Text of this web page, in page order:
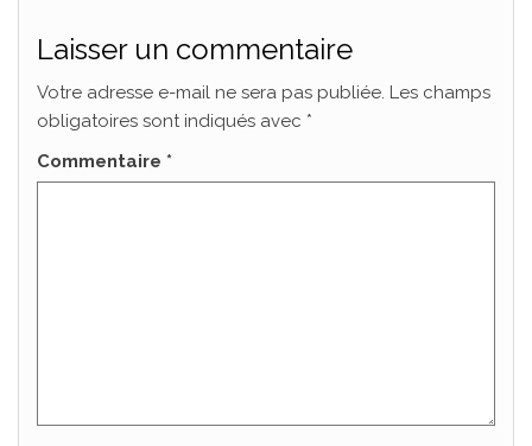
Laisser un commentaire
Votre adresse e-mail ne sera pas publiée. Les champs
obligatoires sont indiqués avec *
Commentaire *